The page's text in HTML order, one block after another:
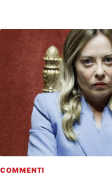
COMMENTI